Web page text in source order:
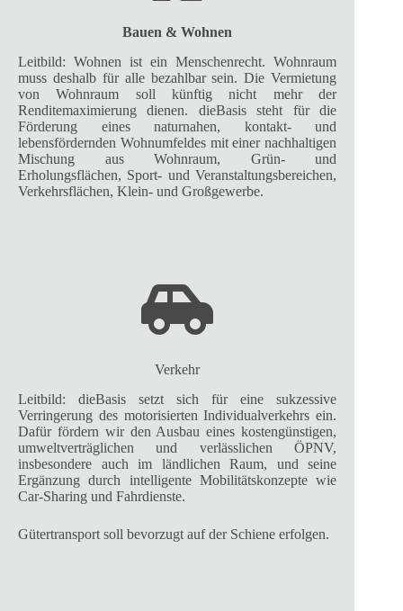
Bauen & Wohnen
Leitbild: Wohnen ist ein Menschenrecht. Wohnraum
muss deshalb für alle bezahlbar sein. Die Vermietung
von Wohnraum soll künftig nicht mehr der
Renditemaximierung dienen. dieBasis steht für die
Förderung eines naturnahen, kontakt- und
lebensfördernden Wohnumfeldes mit einer nachhaltigen
Mischung aus Wohnraum, Grün- und
Erholungsflächen, Sport- und Veranstaltungsbereichen,
Verkehrsflächen, Klein- und Großgewerbe.
Verkehr
Leitbild: dieBasis setzt sich für eine sukzessive
Verringerung des motorisierten Individualverkehrs ein.
Dafür fördern wir den Ausbau eines kostengünstigen,
umweltverträglichen und verlässlichen ÖPNV,
insbesondere auch im ländlichen Raum, und seine
Ergänzung durch intelligente Mobilitätskonzepte wie
Car-Sharing und Fahrdienste.
Gütertransport soll bevorzugt auf der Schiene erfolgen.